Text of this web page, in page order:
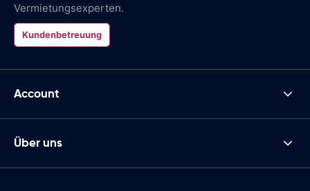
Vermietungsexperten.
Kundenbetreuung
Account
Über uns